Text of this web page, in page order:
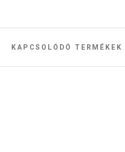
KAPCSOLÓDÓ TERMÉKEK